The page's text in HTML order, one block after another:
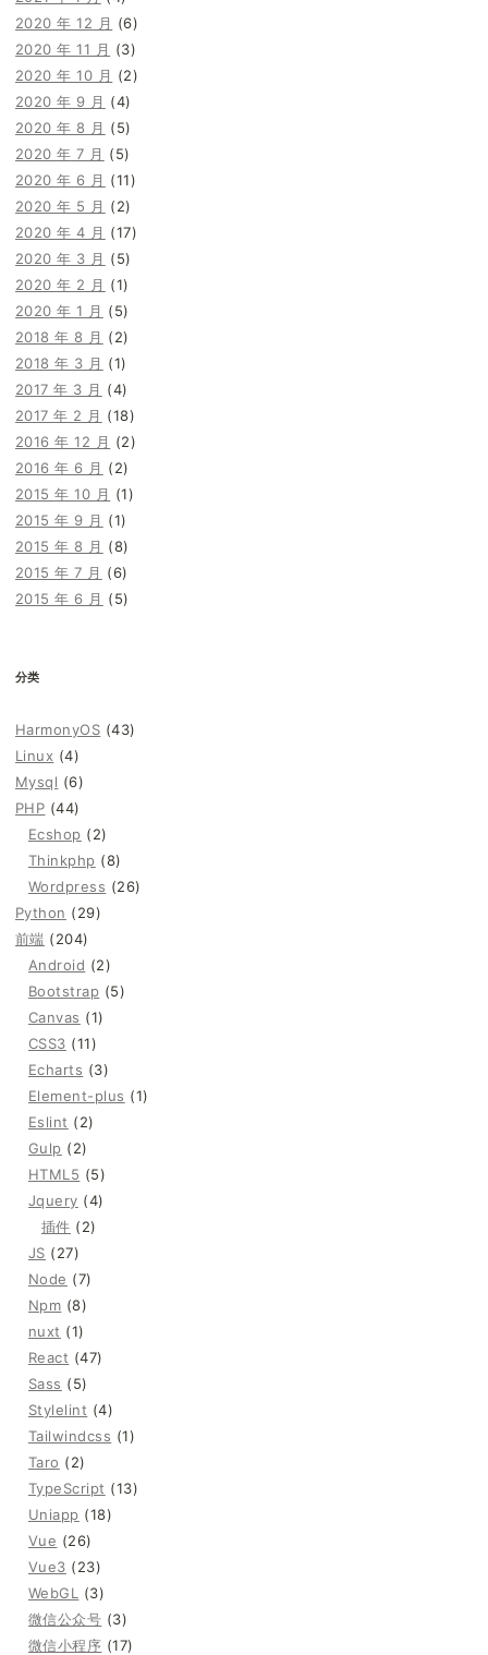
2020 年 12 月 (6)
2020 年 11 月 (3)
2020 年 10 月 (2)
2020 年 9 月 (4)
2020 年 8 月 (5)
2020 年 7 月 (5)
2020 年 6 月 (11)
2020 年 5 月 (2)
2020 年 4 月 (17)
2020 年 3 月 (5)
2020 年 2 月 (1)
2020 年 1 月 (5)
2018 年 8 月 (2)
2018 年 3 月 (1)
2017 年 3 月 (4)
2017 年 2 月 (18)
2016 年 12 月 (2)
2016 年 6 月 (2)
2015 年 10 月 (1)
2015 年 9 月 (1)
2015 年 8 月 (8)
2015 年 7 月 (6)
2015 年 6 月 (5)
分类
HarmonyOS (43)
Linux (4)
Mysql (6)
PHP (44)
Ecshop (2)
Thinkphp (8)
Wordpress (26)
Python (29)
前端 (204)
Android (2)
Bootstrap (5)
Canvas (1)
CSS3 (11)
Echarts (3)
Element-plus (1)
Eslint (2)
Gulp (2)
HTML5 (5)
Jquery (4)
插件 (2)
JS (27)
Node (7)
Npm (8)
nuxt (1)
React (47)
Sass (5)
Stylelint (4)
Tailwindcss (1)
Taro (2)
TypeScript (13)
Uniapp (18)
Vue (26)
Vue3 (23)
WebGL
(3)
微信公众号 (3)
微信小程序 (17)